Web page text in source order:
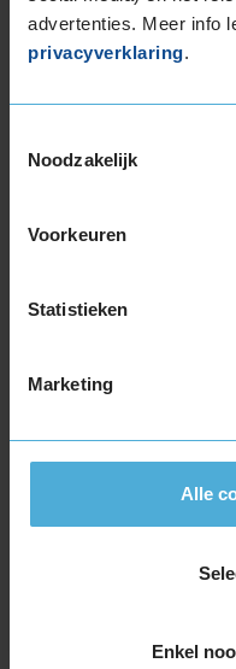
advertenties. Meer info
privacyverklaring.
Noodzakelijk
Voorkeuren
Statistieken
Marketing
Alle
Enkel
Per
1
of
Beschikbare
235/50R18 97V